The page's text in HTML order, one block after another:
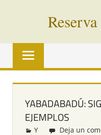
Palabras
vías
todo
YABADABADÚ:
EJEMPLOS
Redacción
Y Deja un